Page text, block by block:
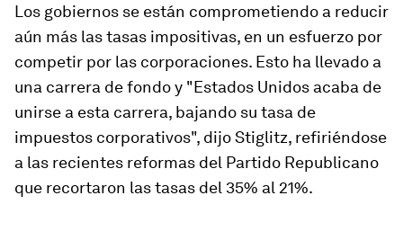
Los gobiernos se están comprometiendo a reducir
aún más las tasas impositivas, en un esfuerzo por
competir por las corporaciones. Esto ha llevado a
una carrera de fondo y "Estados Unidos acaba de
unirse a esta carrera, bajando su tasa de
impuestos corporativos", dijo Stiglitz, refiriéndose
a las recientes reformas del Partido Republicano
que recortaron las tasas del 35% al 21%.